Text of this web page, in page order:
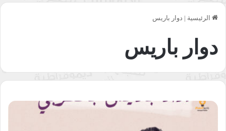
الرئيسية | دوار باريس
دوار باريس